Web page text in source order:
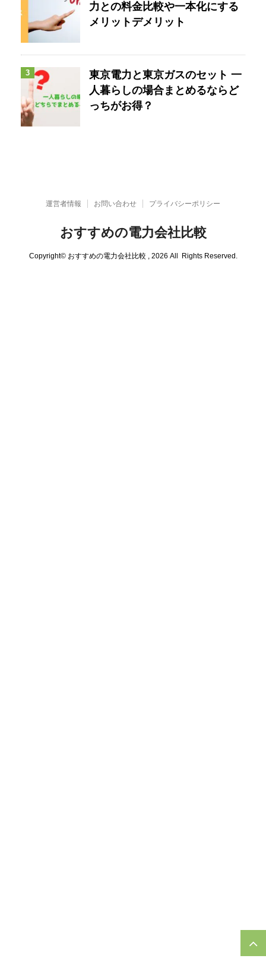
力との料金比較や一本化にする
メリットデメリット
3
東京電力と東京ガスのセット 一
人暮らしの場合まとめるならど
っちがお得？
運営者情報 お問い合わせ プライバシーポリシー
おすすめの電力会社比較
Copyright© おすすめの電力会社比較 , 2026 All Rights Reserved.